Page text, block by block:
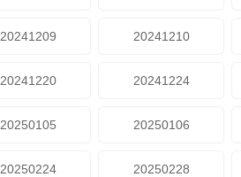
20241209 20241210
20241220 20241224
20250105 20250106
20250224 20250228